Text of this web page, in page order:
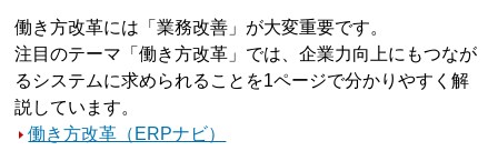
働き方改革には「業務改善」が大変重要です。
注目のテーマ「働き方改革」では、企業力向上にもつなが
るシステムに求められることを1ページで分かりやすく解
説しています。
働き方改革（ERPナビ）